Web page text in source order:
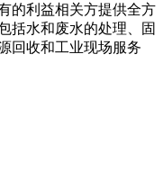
的利益相关方提供全方
括水和废水的处理、固
回收和工业现场服务